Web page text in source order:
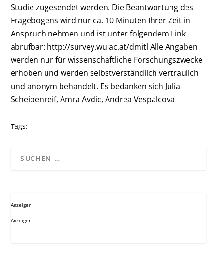
Studie zugesendet werden. Die Beantwortung des
Fragebogens wird nur ca. 10 Minuten Ihrer Zeit in
Anspruch nehmen und ist unter folgendem Link
abrufbar: http://survey.wu.ac.at/dmitl Alle Angaben
werden nur für wissenschaftliche Forschungszwecke
erhoben und werden selbstverständlich vertraulich
und anonym behandelt. Es bedanken sich Julia
Scheibenreif, Amra Avdic, Andrea Vespalcova
Tags:
Anzeigen
Anzeigen